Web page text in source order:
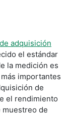
adquisición
el estándar
la medición es
importantes
de
el rendimiento
muestreo de